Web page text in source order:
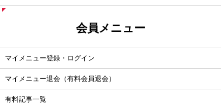
会員メニュー
マイメニュー登録・ログイン
マイメニュー退会（有料会員退会）
有料記事一覧